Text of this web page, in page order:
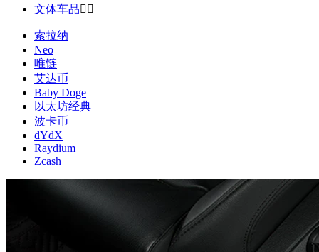
文体车品 
索拉纳
Neo
唯链
艾达币
Baby Doge
以太坊经典
波卡币
dYdX
Raydium
Zcash